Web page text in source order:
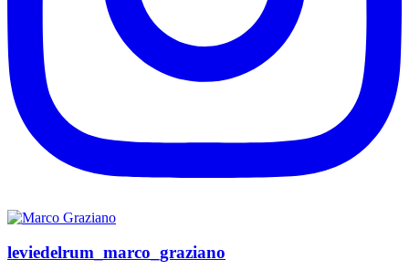
leviedelrum_marco_graziano